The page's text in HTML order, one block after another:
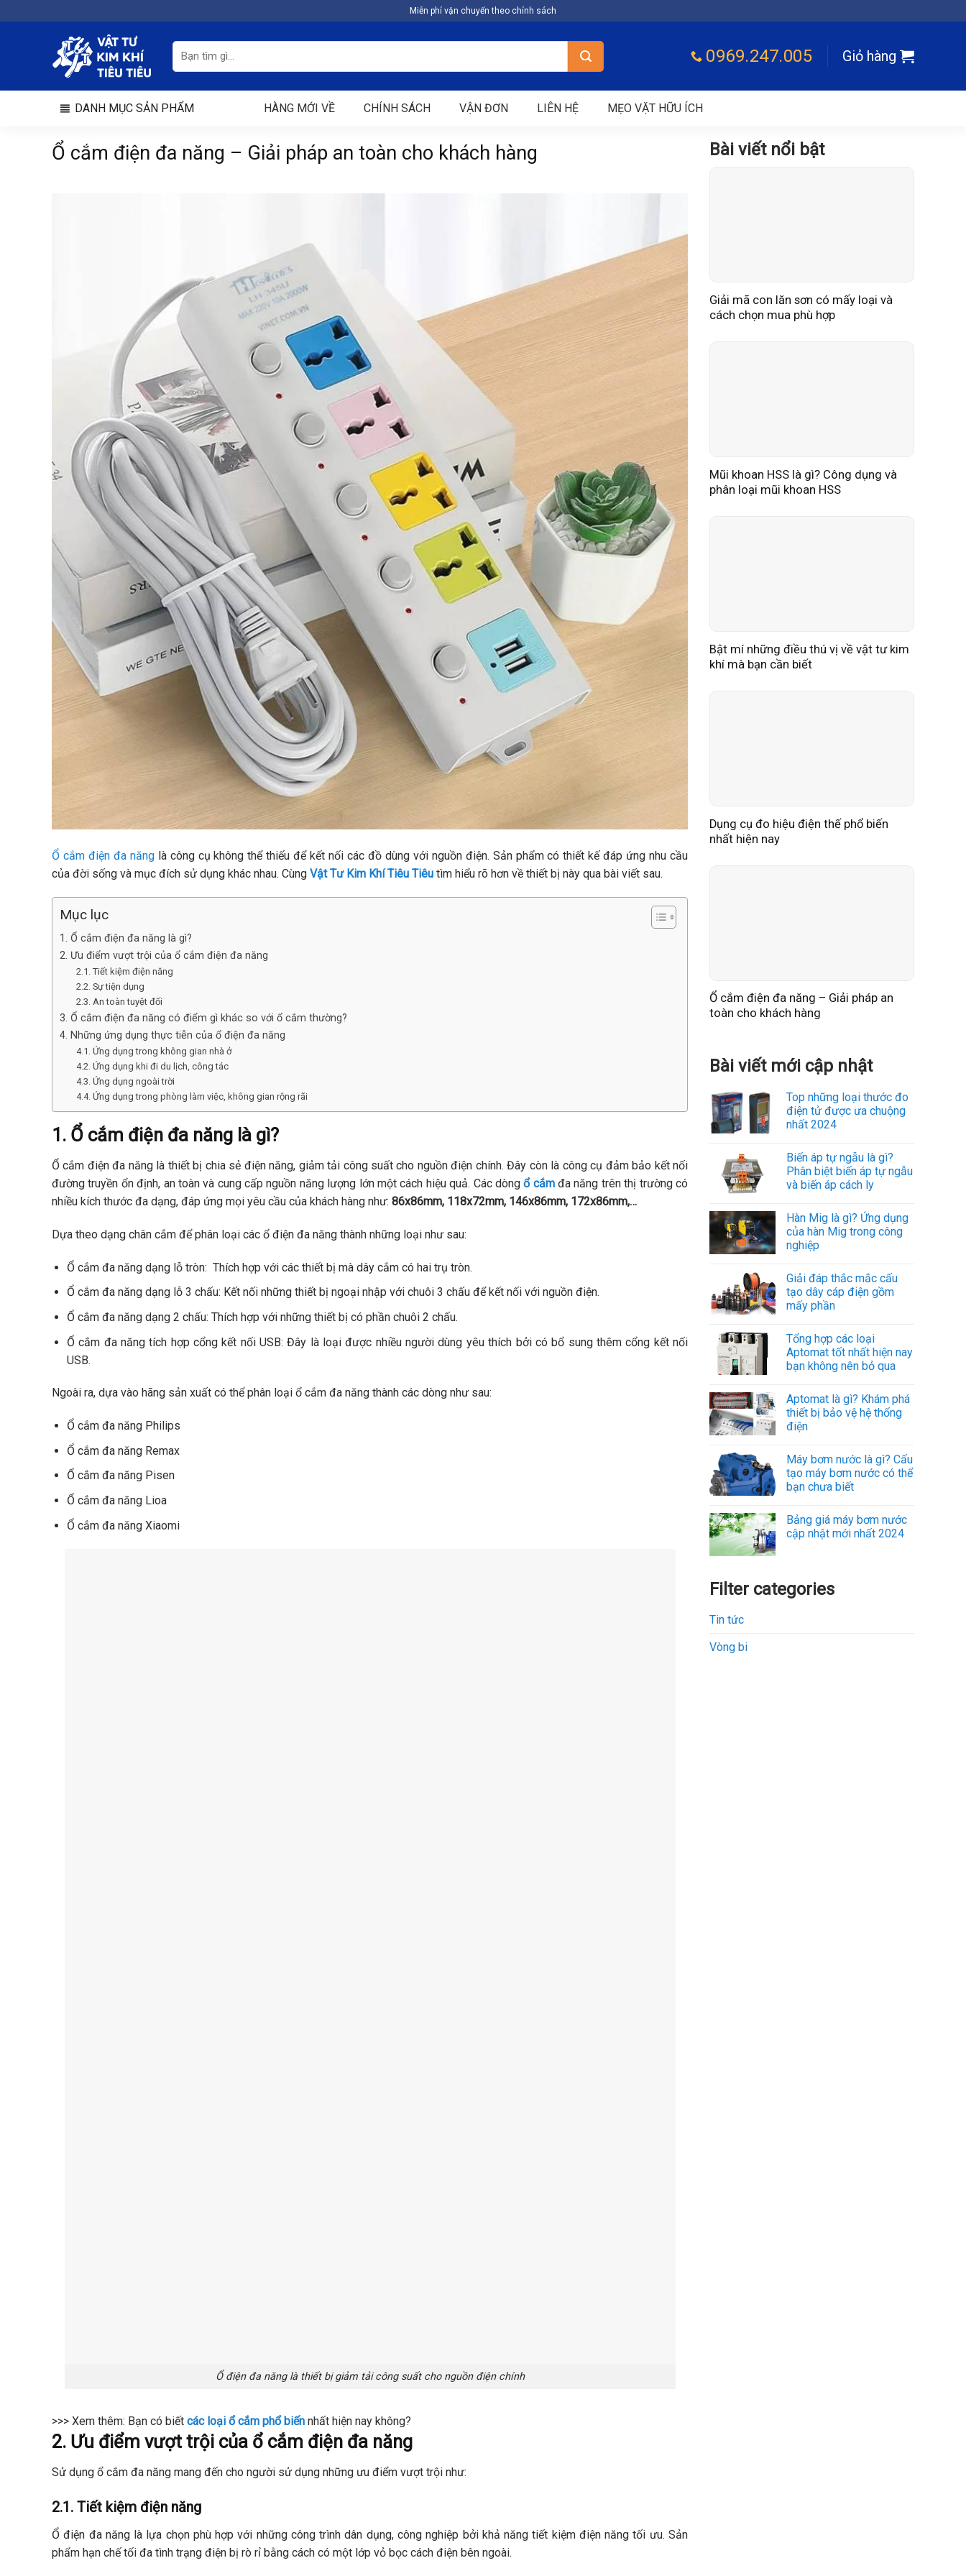
đến
Miễn phí vận chuyển theo chính sách
Tìm
kiếm:
0969.247.005 Giỏ hàng
DANH MỤC SẢN PHẨM HÀNG MỚI VỀ CHÍNH SÁCH VẬN ĐƠN LIÊN HỆ MẸO VẶT HỮU ÍCH
Ổ cắm điện đa năng – Giải pháp an toàn cho khách hàng
Ổ cắm điện đa năng là công cụ không thể thiếu để kết nối các đồ dùng với nguồn điện. Sản phẩm có thiết kế đáp ứng nhu cầu
của đời sống và mục đích sử dụng khác nhau. Cùng Vật Tư Kim Khí Tiêu Tiêu tìm hiểu rõ hơn về thiết bị này qua bài viết sau.
Mục lục
1. Ổ cắm điện đa năng là gì?
2. Ưu điểm vượt trội của ổ cắm điện đa năng
2.1. Tiết kiệm điện năng
2.2. Sự tiện dụng
2.3. An toàn tuyệt đối
3. Ổ cắm điện đa năng có điểm gì khác so với ổ cắm thường?
4. Những ứng dụng thực tiễn của ổ điện đa năng
4.1. Ứng dụng trong không gian nhà ở
4.2. Ứng dụng khi đi du lịch, công tác
4.3. Ứng dụng ngoài trời
4.4. Ứng dụng trong phòng làm việc, không gian rộng rãi
1. Ổ cắm điện đa năng là gì?
Ổ cắm điện đa nănglà thiết bị chia sẻ điện năng, giảm tải công suất cho nguồn điện chính. Đây còn là công cụ đảm bảo kết nối
đường truyền ổn định, an toàn và cung cấp nguồn năng lượng lớn một cách hiệu quả. Các dòngổ cắmđa năng trên thị trường có
nhiều kích thước đa dạng, đáp ứng mọi yêu cầu của khách hàng như: 86x86mm, 118x72mm, 146x86mm, 172x86mm,…
Dựa theo dạng chân cắm để phân loại các ổ điện đa năng thành những loại như sau:
Ổ cắm đa năng dạng lỗ tròn: Thích hợp với các thiết bị mà dây cắm có hai trụ tròn.
Ổ cắm đa năng dạng lỗ 3 chấu: Kết nối những thiết bị ngoại nhập với chuôi 3 chấu để kết nối với nguồn điện.
Ổ cắm đa năng dạng 2 chấu: Thích hợp với những thiết bị có phần chuôi 2 chấu.
Ổ cắm đa năng tích hợp cổng kết nối USB: Đây là loại được nhiều người dùng yêu thích bởi có bổ sung thêm cổng kết nối
USB.
Ngoài ra, dựa vào hãng sản xuất có thể phân loại ổ cắm đa năng thành các dòng như sau:
Ổ cắm đa năng Philips
Ổ cắm đa năng Remax
Ổ cắm đa năng Pisen
Ổ cắm đa năng Lioa
Ổ cắm đa năng Xiaomi
Ổ điện đa năng là thiết bị giảm tải công suất cho nguồn điện chính
>>> Xem thêm: Bạn có biết các loại ổ cắm phổ biến nhất hiện nay không?
2. Ưu điểm vượt trội của ổ cắm điện đa năng
Sử dụng ổ cắm đa năng mang đến cho người sử dụng những ưu điểm vượt trội như:
2.1. Tiết kiệm điện năng
Ổ điện đa năng là lựa chọn phù hợp với những công trình dân dụng, công nghiệp bởi khả năng tiết kiệm điện năng tối ưu. Sản
phẩm hạn chế tối đa tình trạng điện bị rò rỉ bằng cách có một lớp vỏ bọc cách điện bên ngoài.
Bài viết nổi bật
Giải mã con lăn sơn có mấy loại và
cách chọn mua phù hợp
Mũi khoan HSS là gì? Công dụng và
phân loại mũi khoan HSS
Bật mí những điều thú vị về vật tư kim
khí mà bạn cần biết
Dụng cụ đo hiệu điện thế phổ biến
nhất hiện nay
Ổ cắm điện đa năng – Giải pháp an
toàn cho khách hàng
Bài viết mới cập nhật
Top những loại thước đo
điện tử được ưa chuộng
nhất 2024
Biến áp tự ngẫu là gì?
Phân biệt biến áp tự ngẫu
và biến áp cách ly
Hàn Mig là gì? Ứng dụng
của hàn Mig trong công
nghiệp
Giải đáp thắc mắc cấu
tạo dây cáp điện gồm
mấy phần
Tổng hợp các loại
Aptomat tốt nhất hiện nay
bạn không nên bỏ qua
Aptomat là gì? Khám phá
thiết bị bảo vệ hệ thống
điện
Máy bơm nước là gì? Cấu
tạo máy bơm nước có thể
bạn chưa biết
Bảng giá máy bơm nước
cập nhật mới nhất 2024
Filter categories
Tin tức
Vòng bi